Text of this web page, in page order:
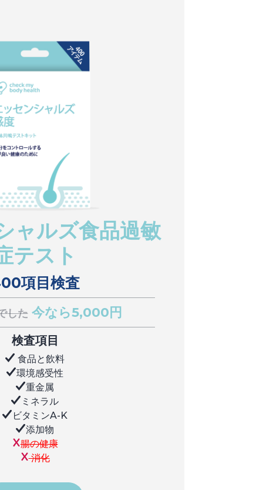
ャルズ食品過敏
テスト
項目検査
した 今なら5,000円
検査項目
食品と飲料
環境感受性
重金属
ミネラル
ビタミンA-K
添加物
腸の健康
消化